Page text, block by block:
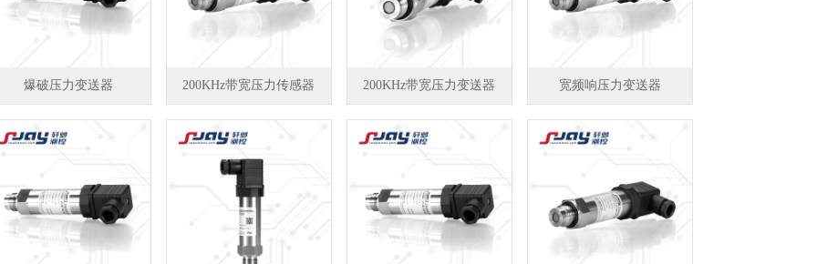
爆破压力变送器 200KHz带宽压力传感器 200KHz带宽压力变送器 宽频响压力变送器